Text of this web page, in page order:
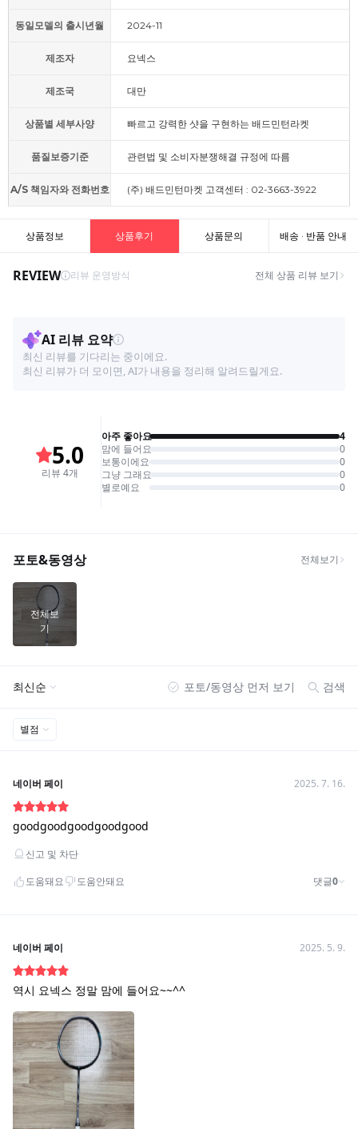
동일모델의 출시년월 2024-11
제조자 요넥스
제조국 대만
상품별 세부사양 빠르고 강력한 샷을 구현하는 배드민턴라켓
품질보증기준 관련법 및 소비자분쟁해결 규정에 따름
A/S 책임자와 전화번호 (주) 배드민턴마켓 고객센터 : 02-3663-3922
상품정보 상품후기 상품문의 배송 · 반품 안내